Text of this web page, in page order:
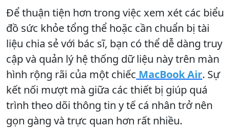
Để thuận tiện hơn trong việc xem xét các biểu
đồ sức khỏe tổng thể hoặc cần chuẩn bị tài
liệu chia sẻ với bác sĩ, bạn có thể dễ dàng truy
cập và quản lý hệ thống dữ liệu này trên màn
hình rộng rãi của một chiếc MacBook Air. Sự
kết nối mượt mà giữa các thiết bị giúp quá
trình theo dõi thông tin y tế cá nhân trở nên
gọn gàng và trực quan hơn rất nhiều.